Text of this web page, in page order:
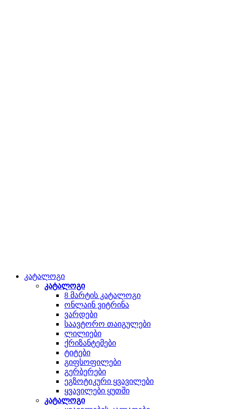
კატალოგი
კატალოგი
8 მარტის კატალოგი
ონლაინ ვიტრინა
ვარდები
საავტორო თაიგულები
ლილიები
ქრიზანტემები
ტიტები
გიფსოფილები
გერბერები
ეგზოტიკური ყვავილები
ყვავილები ყუთში
კატალოგი